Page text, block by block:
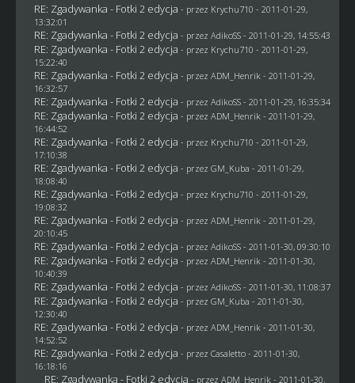
RE: Zgadywanka - Fotki 2 edycja - przez Krychu710 - 2011-01-29,
13:32:01
RE: Zgadywanka - Fotki 2 edycja - przez AdikoSS - 2011-01-29, 14:55:43
RE: Zgadywanka - Fotki 2 edycja - przez Krychu710 - 2011-01-29,
15:22:40
RE: Zgadywanka - Fotki 2 edycja - przez ADM_Henrik- 2011-01-29,
16:32:57
RE: Zgadywanka - Fotki 2 edycja - przez AdikoSS - 2011-01-29, 16:35:34
RE: Zgadywanka - Fotki 2 edycja - przez ADM_Henrik- 2011-01-29,
16:44:52
RE: Zgadywanka - Fotki 2 edycja - przez Krychu710 - 2011-01-29,
17:10:38
RE: Zgadywanka - Fotki 2 edycja - przez GM_Kuba - 2011-01-29,
18:08:40
RE: Zgadywanka - Fotki 2 edycja - przez Krychu710 - 2011-01-29,
19:08:32
RE: Zgadywanka - Fotki 2 edycja - przez ADM_Henrik- 2011-01-29,
20:10:45
RE: Zgadywanka - Fotki 2 edycja - przez AdikoSS - 2011-01-30, 09:30:10
RE: Zgadywanka - Fotki 2 edycja - przez ADM_Henrik- 2011-01-30,
10:40:39
RE: Zgadywanka - Fotki 2 edycja - przez AdikoSS - 2011-01-30, 11:08:37
RE: Zgadywanka - Fotki 2 edycja - przez GM_Kuba - 2011-01-30,
12:30:40
RE: Zgadywanka - Fotki 2 edycja - przez ADM_Henrik- 2011-01-30,
14:52:52
RE: Zgadywanka - Fotki 2 edycja - przez Casaletto- 2011-01-30,
16:18:16
RE: Zgadywanka - Fotki 2 edycja - przez ADM_Henrik- 2011-01-30,